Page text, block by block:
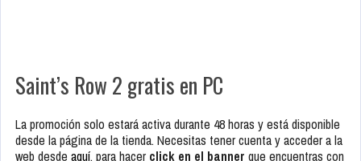
Saint’s Row 2 gratis en PC
La promoción solo estará activa durante 48 horas y está disponible
desde la página de la tienda. Necesitas tener cuenta y acceder a la
web desde aquí, para hacer click en el banner que encuentras con